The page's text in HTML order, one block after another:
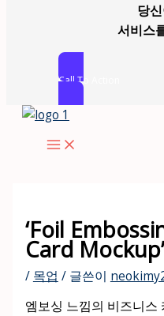
당
서비스
Call To Action
‘Foil
Card Mockup’
/ 목업 / 글쓴이
엠보싱 느낌의 비즈니스